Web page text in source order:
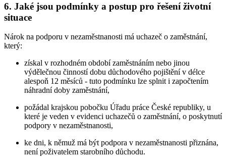
6. Jaké jsou podmínky a postup pro řešení životní
situace
Nárok na podporu v nezaměstnanosti má uchazeč o zaměstnání,
který:
získal v rozhodném období zaměstnáním nebo jinou
výdělečnou činností dobu důchodového pojištění v délce
alespoň 12 měsíců - tuto podmínku lze splnit i započtením
náhradní doby zaměstnání,
požádal krajskou pobočku Úřadu práce České republiky, u
které je veden v evidenci uchazečů o zaměstnání, o poskytnutí
podpory v nezaměstnanosti,
ke dni, k němuž má být podpora v nezaměstnanosti přiznána,
není poživatelem starobního důchodu.